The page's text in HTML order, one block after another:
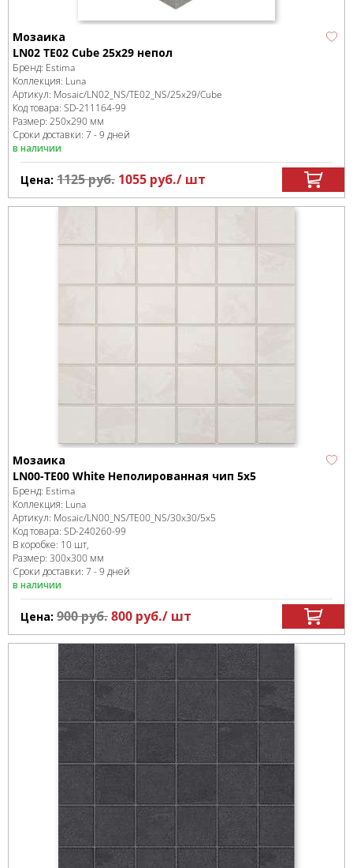
Мозаика
LN02 TE02 Cube 25x29 непол
Бренд: Estima
Коллекция: Luna
Артикул: Mosaic/LN02_NS/TE02_NS/25x29/Cube
Код товара: SD-211164-99
Размер: 250x290 мм
Сроки доставки: 7 - 9 дней
в наличии
Цена: 1125руб. 1055 руб./ шт
Мозаика
LN00-TE00 White Неполированная чип 5х5
Бренд: Estima
Коллекция: Luna
Артикул: Mosaic/LN00_NS/TE00_NS/30x30/5x5
Код товара: SD-240260-99
В коробке: 10 шт,
Размер: 300x300 мм
Сроки доставки: 7 - 9 дней
в наличии
Цена: 900руб.800 руб./ шт